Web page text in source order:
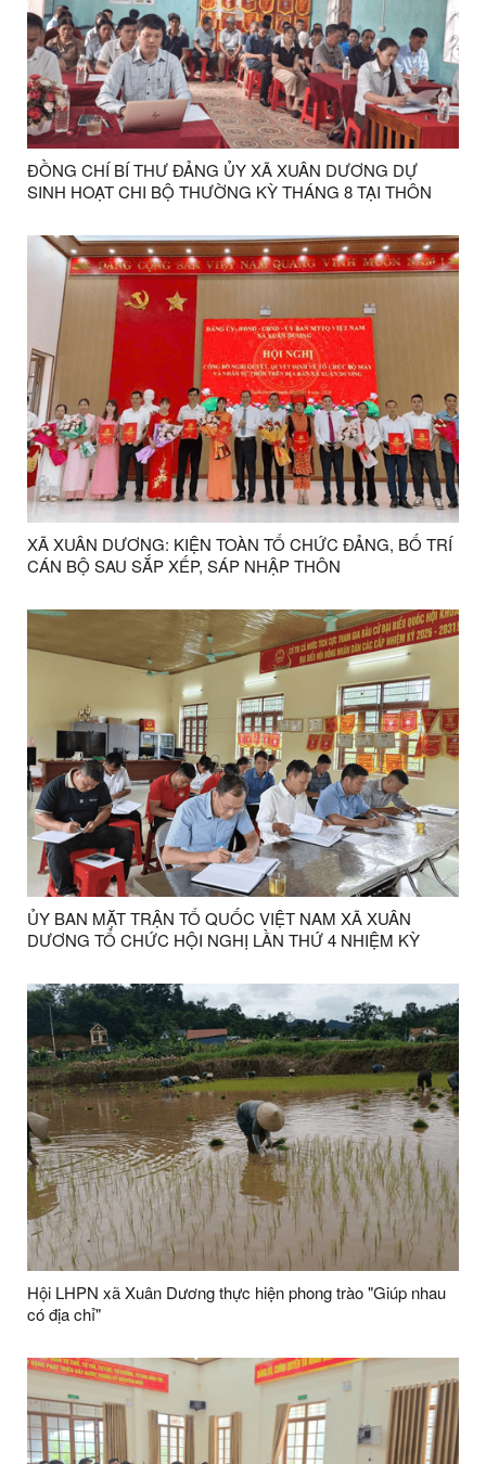
ĐỒNG CHÍ BÍ THƯ ĐẢNG ỦY XÃ XUÂN DƯƠNG DỰ
SINH HOẠT CHI BỘ THƯỜNG KỲ THÁNG 8 TẠI THÔN
XÃ XUÂN DƯƠNG: KIỆN TOÀN TỔ CHỨC ĐẢNG, BỐ TRÍ
CÁN BỘ SAU SẮP XẾP, SÁP NHẬP THÔN
ỦY BAN MẶT TRẬN TỔ QUỐC VIỆT NAM XÃ XUÂN
DƯƠNG TỔ CHỨC HỘI NGHỊ LẦN THỨ 4 NHIỆM KỲ
Hội LHPN xã Xuân Dương thực hiện phong trào "Giúp nhau
có địa chỉ"